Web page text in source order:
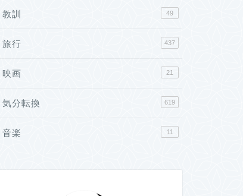
教訓 49
旅行 437
映画 21
気分転換 619
音楽 11